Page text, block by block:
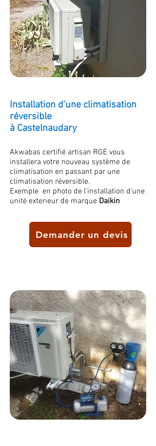
Installation d'une climatisation
réversible
à Castelnaudary
Akwabas certifié artisan RGE vous
installera votre nouveau système de
climatisation en passant par une
climatisation réversible.
Exemple en photo de l'installation d'une
unité exterieur de marque Daikin
Demander un devis